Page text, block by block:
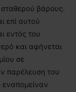
σταθερού βάρους.
επί αυτού
εντός του
και αφήνεται
σε
παρέλευση του
εναπομείναν